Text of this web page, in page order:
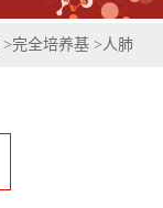
>完全培养基 >人肺